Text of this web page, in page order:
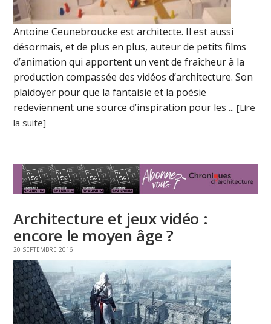
Antoine Ceunebroucke est architecte. Il est aussi
désormais, et de plus en plus, auteur de petits films
d’animation qui apportent un vent de fraîcheur à la
production compassée des vidéos d’architecture. Son
plaidoyer pour que la fantaisie et la poésie
redeviennent une source d’inspiration pour les ...[Lire
la suite]
Architecture et jeux vidéo :
encore le moyen âge ?
20 SEPTEMBRE 2016